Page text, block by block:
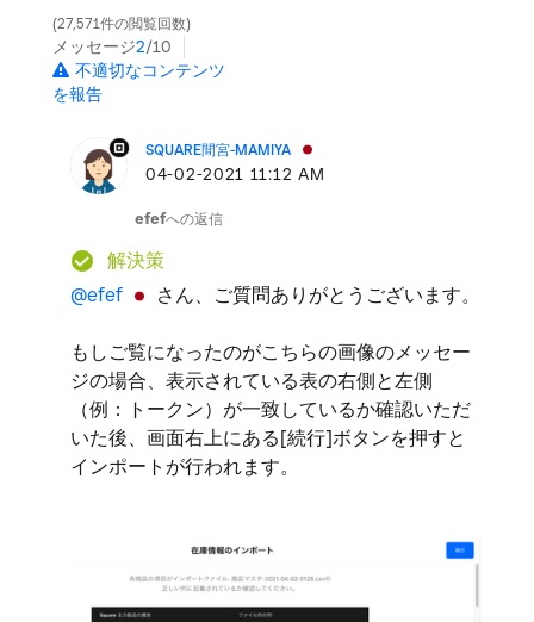
27,571件の閲覧回数
メッセージ2/10
不適切なコンテンツ
を報告
SQUARE間宮-MAMIYA
‎04-02-2021 11:12 AM
efefへの返信
解決策
@efef
さん、ご質問ありがとうございます。
もしご覧になったのがこちらの画像のメッセー
ジの場合、表示されている表の右側と左側
（例：トークン）が一致しているか確認いただ
いた後、画面右上にある[続行]ボタンを押すと
インポートが行われます。